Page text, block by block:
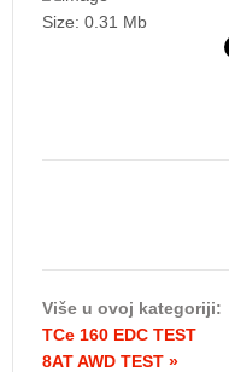
Size: 0.31 Mb
Više u ovoj kategoriji:
TCe 160 EDC TEST
8AT AWD TEST »